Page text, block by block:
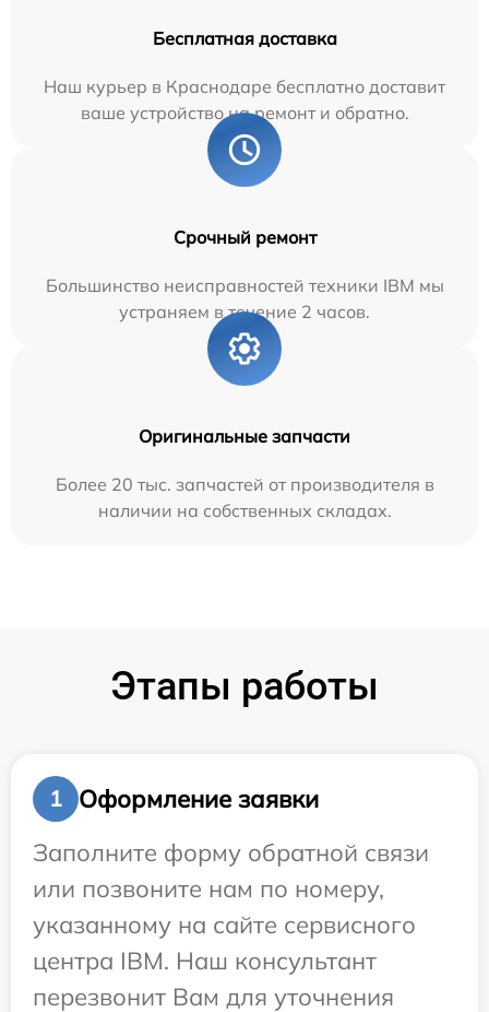
Бесплатная доставка
Наш курьер в Краснодаре бесплатно доставит
ваше устройство на ремонт и обратно.
Срочный ремонт
Большинство неисправностей техники IBM мы
устраняем в течение 2 часов.
Оригинальные запчасти
Более 20 тыс. запчастей от производителя в
наличии на собственных складах.
Этапы работы
1
Оформление заявки
Заполните форму обратной связи
или позвоните нам по номеру,
указанному на сайте сервисного
центра IBM. Наш консультант
перезвонит Вам для уточнения